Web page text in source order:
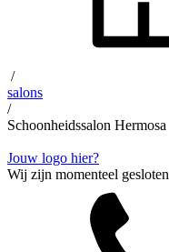
/
salons
/
Schoonheidssalon Hermosa
Jouw logo hier?
Wij zijn momenteel gesloten